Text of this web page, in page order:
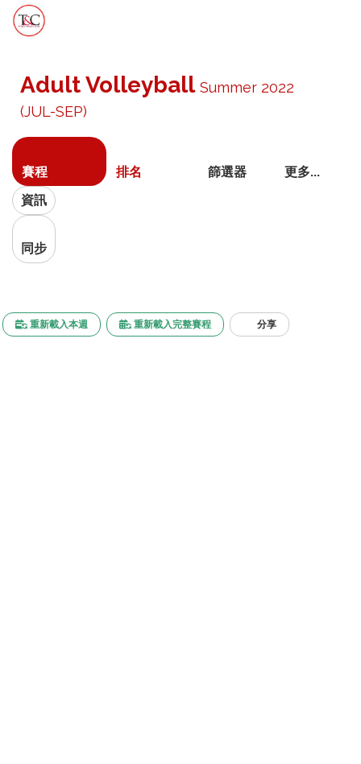
Adult Volleyball Summer 2022
(JUL-SEP)
賽程 排名 篩選器
更多...
資訊
同步
重新載入本週 重新載入完整賽程 分享